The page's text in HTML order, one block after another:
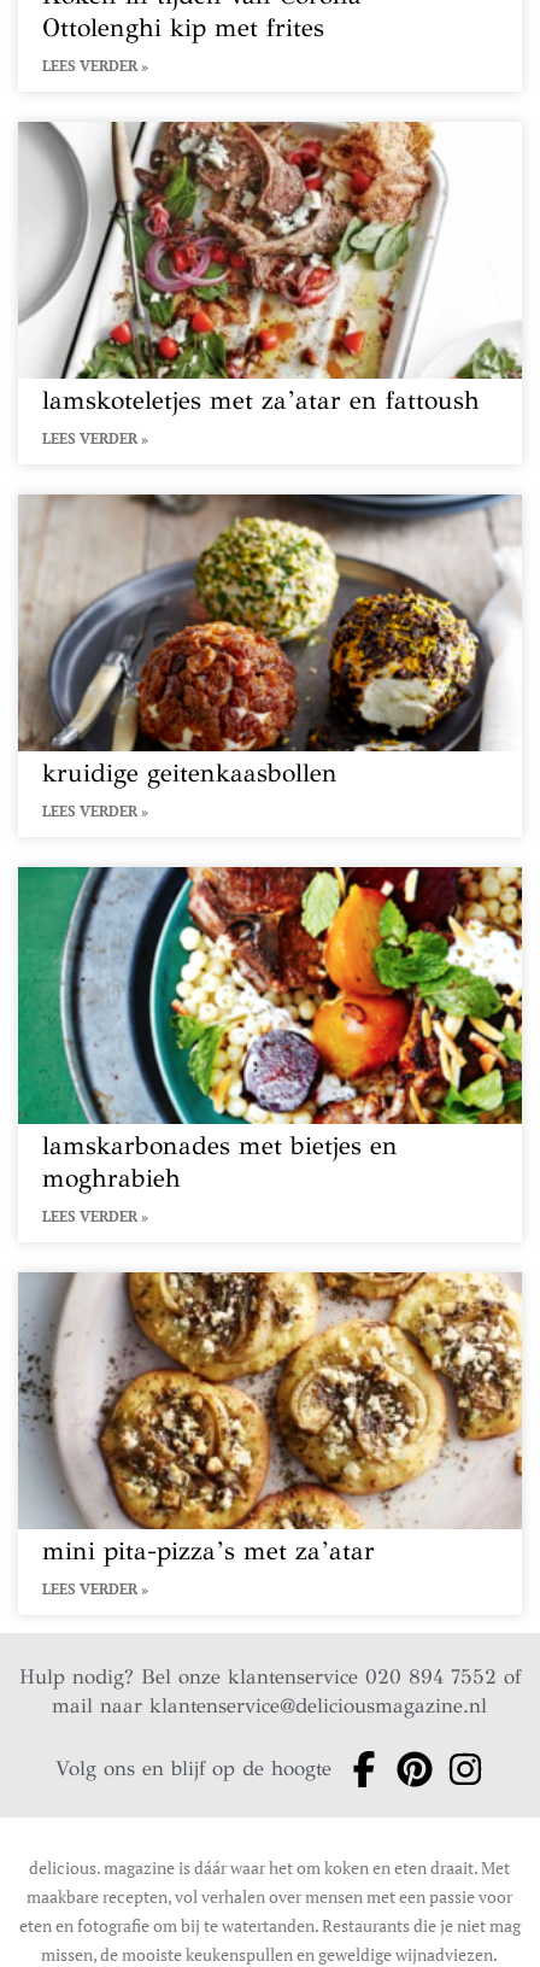
Ottolenghi kip met frites
LEES VERDER »
lamskoteletjes met za’atar en fattoush
LEES VERDER »
kruidige geitenkaasbollen
LEES VERDER »
lamskarbonades met bietjes en
moghrabieh
LEES VERDER »
mini pita-pizza’s met za’atar
LEES VERDER »
Hulp nodig? Bel onze klantenservice 020 894 7552 of
mail naarklantenservice@deliciousmagazine.nl
Volg ons en blijf op de hoogte
delicious. magazine is dáár waar het om koken en eten draait. Met
maakbare recepten, vol verhalen over mensen met een passie voor
eten en fotografie om bij te watertanden. Restaurants die je niet mag
missen, de mooiste keukenspullen en geweldige wijnadviezen.